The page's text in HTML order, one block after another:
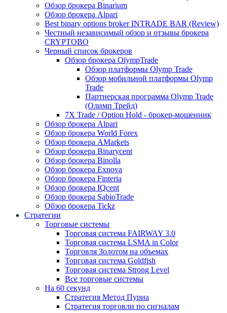
Обзор брокера Binarium
Обзор брокера Alpari
Best binary options broker INTRADE BAR (Review)
Честный независимый обзор и отзывы брокера
CRYPTOBO
Черный список брокеров
Обзор брокера OlympTrade
Обзор платформы Olymp Trade
Обзор мобильной платформы Olymp
Trade
Партнерская программа Olymp Trade
(Олимп Трейд)
7X Trade / Option Hold - брокер-мошенник
Обзор брокера Alpari
Обзор брокера World Forex
Обзор брокера AMarkets
Обзор брокера Binarycent
Обзор брокера Binolla
Обзор брокера Exnova
Обзор брокера Finteria
Обзор брокера IQcent
Обзор брокера SabioTrade
Обзор брокера Tickz
Стратегии
Торговые системы
Торговая система FAIRWAY 3.0
Торговая система LSMA in Color
Торговля Золотом на объемах
Торговая система Goldfish
Торговая система Strong Level
Все торговые системы
На 60 секунд
Стратегия Метод Пуриа
Стратегия торговли по сигналам